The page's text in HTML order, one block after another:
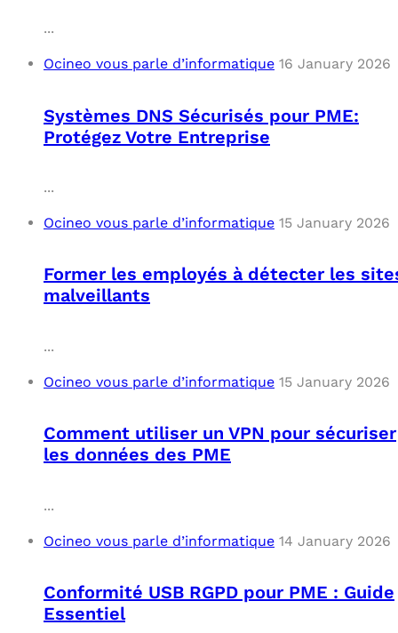
...
Ocineo vous parle d’informatique 16 January 2026
Systèmes DNS Sécurisés pour PME:
Protégez Votre Entreprise
...
Ocineo vous parle d’informatique 15 January 2026
Former les employés à détecter les
malveillants
...
Ocineo vous parle d’informatique 15 January 2026
Comment utiliser un VPN pour sécuriser
les données des PME
...
Ocineo vous parle d’informatique 14 January 2026
Conformité USB RGPD pour PME : Guide
Essentiel